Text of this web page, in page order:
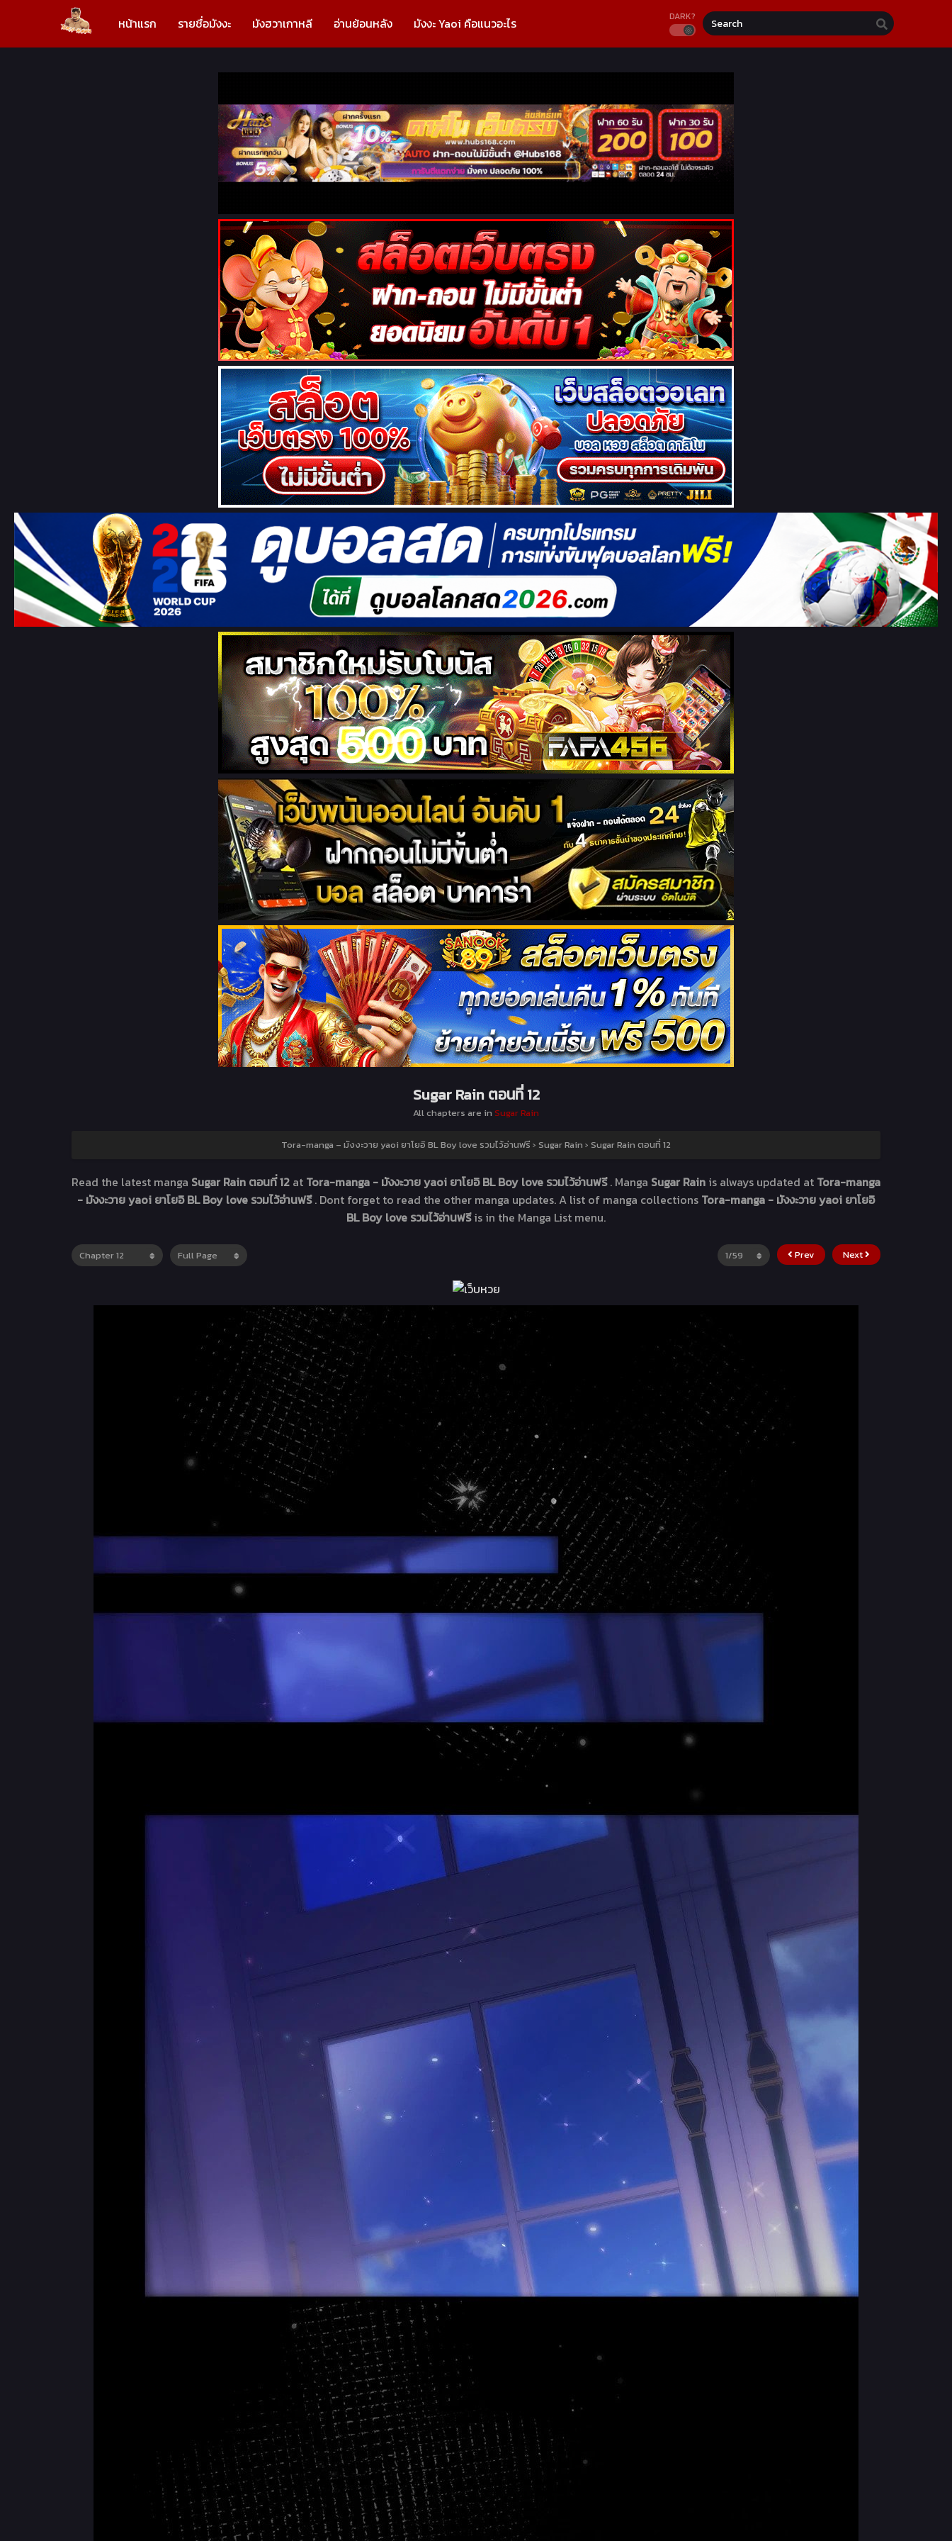
หน้าแรก รายชื่อมังงะ มังฮวาเกาหลี อ่านย้อนหลัง มังงะ Yaoi คือแนวอะไร DARK?
Sugar Rain ตอนที่ 12
All chapters are in Sugar Rain
Tora-manga – มังงะวาย yaoi ยาโยอิ BL Boy love รวมไว้อ่านฟรี › Sugar Rain › Sugar Rain ตอนที่ 12
Read the latest manga Sugar Rain ตอนที่ 12 at Tora-manga - มังงะวาย yaoi ยาโยอิ BL Boy love รวมไว้อ่านฟรี. Manga Sugar Rain is always updated at Tora-manga
- มังงะวาย yaoi ยาโยอิ BL Boy love รวมไว้อ่านฟรี. Dont forget to read the other manga updates. A list of manga collections Tora-manga - มังงะวาย yaoi ยาโยอิ
BL Boy love รวมไว้อ่านฟรีis in the Manga List menu.
Prev Next